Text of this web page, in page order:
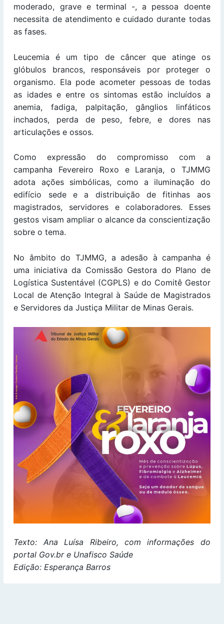
moderado, grave e terminal -, a pessoa doente
necessita de atendimento e cuidado durante todas
as fases.
Leucemia é um tipo de câncer que atinge os
glóbulos brancos, responsáveis por proteger o
organismo. Ela pode acometer pessoas de todas
as idades e entre os sintomas estão incluídos a
anemia, fadiga, palpitação, gânglios linfáticos
inchados, perda de peso, febre, e dores nas
articulações e ossos.
Como expressão do compromisso com a
campanha Fevereiro Roxo e Laranja, o TJMMG
adota ações simbólicas, como a iluminação do
edifício sede e a distribuição de fitinhas aos
magistrados, servidores e colaboradores. Esses
gestos visam ampliar o alcance da conscientização
sobre o tema.
No âmbito do TJMMG, a adesão à campanha é
uma iniciativa da Comissão Gestora do Plano de
Logística Sustentável (CGPLS) e do Comitê Gestor
Local de Atenção Integral à Saúde de Magistrados
e Servidores da Justiça Militar de Minas Gerais.
Texto: Ana Luísa Ribeiro, com informações do
portal Gov.br e Unafisco Saúde
Edição: Esperança Barros